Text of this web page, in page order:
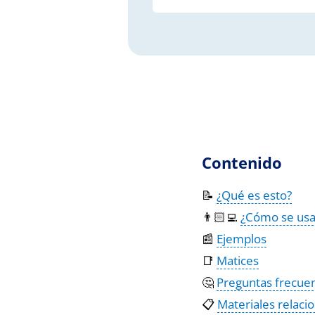
Contenido
📝 ¿Qué es esto?
👨🏻‍💻 ¿Cómo se
📰 Ejemplos
📑 Matices
🤔 Preguntas
📋 Materiales